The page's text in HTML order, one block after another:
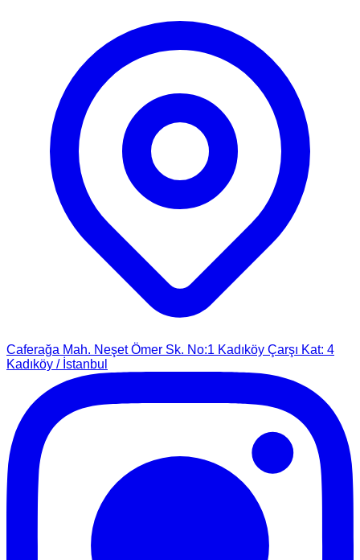
Caferağa Mah. Neşet Ömer Sk. No:1 Kadıköy Çarşı Kat: 4
Kadıköy / İstanbul